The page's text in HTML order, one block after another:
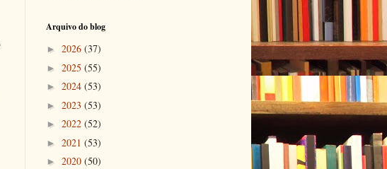
Arquivo do blog
► 2026 (37)
► 2025 (55)
► 2024 (53)
► 2023 (53)
► 2022 (52)
► 2021 (53)
► 2020 (50)